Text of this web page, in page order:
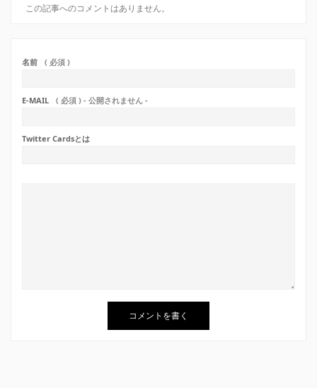
この記事へのコメントはありません。
名前 ( 必須 )
E-MAIL ( 必須 ) - 公開されません -
Twitter Cardsとは